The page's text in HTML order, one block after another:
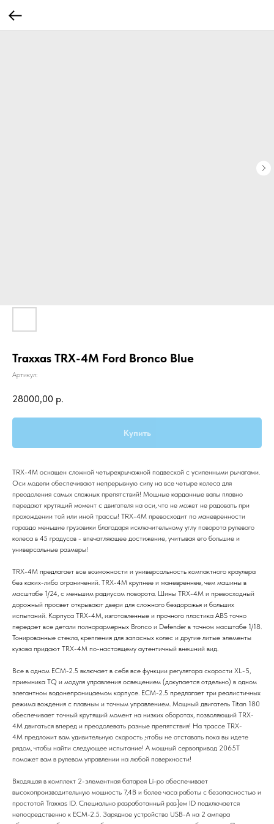
Traxxas TRX-4M Ford Bronco Blue
Артикул:
28000,00 р.
Купить
TRX-4M оснащен сложной четырехрычажной подвеской с усиленными рычагами.
Оси модели обеспечивают непрерывную силу на все четыре колеса для
преодоления самых сложных препятствий! Мощные карданные валы плавно
передают крутящий момент с двигателя на оси, что не может не радовать при
прохождении той или иной трассы! TRX-4M превосходит по маневренности
гораздо меньшие грузовики благодаря исключительному углу поворота рулевого
колеса в 45 градусов - впечатляющее достижение, учитывая его большие и
универсальные размеры!
TRX-4M предлагает все возможности и универсальность компактного краулера
без каких-либо ограничений. TRX-4M крупнее и маневреннее, чем машины в
масштабе 1/24, с меньшим радиусом поворота. Шины TRX-4M и превосходный
дорожный просвет открывают двери для сложного бездорожья и больших
испытаний. Корпуса TRX-4M, изготовленные и прочного пластика ABS точно
передает все детали полнораpмерных Bronco и Defender в точном масштабе 1/18.
Тонированные стекла, крепления для запасных колес и другие литые элементы
кузова придают TRX-4M по-настоящему аутентичный внешний вид.
Все в одном ECM-2.5 включает в себя все функции регулятора скорости XL-5,
приемника TQ и модуля управления освещением (докупается отдельно) в одном
элегантном водонепроницаемом корпусе. ECM-2.5 предлагает три реалистичных
режима вождения с плавным и точным управлением. Мощный двигатель Titan 180
обеспечивает точный крутящий момент на низких оборотах, позволяющий TRX-
4M двигаться вперед и преодолевать разные препятствия! На трассе TRX-
4M предложит вам удивительную скорость ,чтобы не отставать пока вы идете
рядом, чтобы найти следующее испытание! А мощный сервопривод 2065Т
поможет вам в рулевом управлении на любой поверхности!
Входящая в комплект 2-элементная батарея Li-po обеспечивает
высокопроизводительную мощность 7,4В и более часа работы с безопасностью и
простотой Traxxas ID. Специально разработанный раз]ем ID подключается
непосредственно к ECM-2.5. Зарядное устройство USB-A на 2 ампера